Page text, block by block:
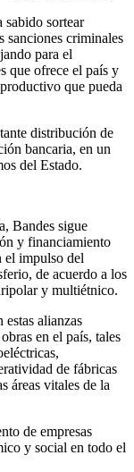
sabido sortear
sanciones criminales
para el
que ofrece el país y
que pueda
distribución de
bancaria, en un
del Estado.
Bandes sigue
y financiamiento
el impulso del
de acuerdo a los
y multiétnico.
alianzas
en el país, tales
de fábricas
áreas vitales de la
de empresas
y social en todo el